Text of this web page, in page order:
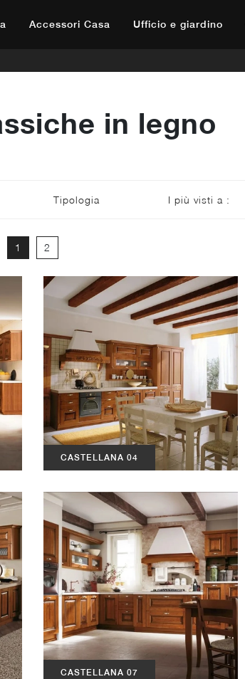
Accessori Casa Ufficio e giardino
in legno
Tipologia I più visti a :
1 2
CASTELLANA 04
CASTELLANA 07